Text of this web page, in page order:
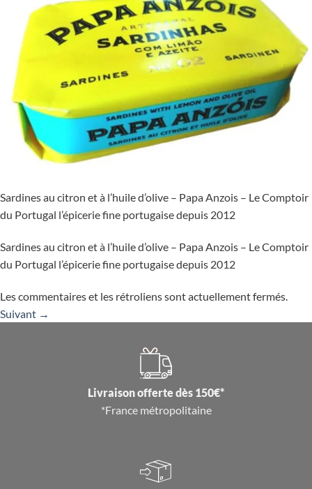
Sardines au citron et à l’huile d’olive – Papa Anzois – Le Comptoir
du Portugal l’épicerie fine portugaise depuis 2012
Sardines au citron et à l’huile d’olive – Papa Anzois – Le Comptoir
du Portugal l’épicerie fine portugaise depuis 2012
Les commentaires et les rétroliens sont actuellement fermés.
Suivant →
Livraison offerte dès 150€*
*France métropolitaine